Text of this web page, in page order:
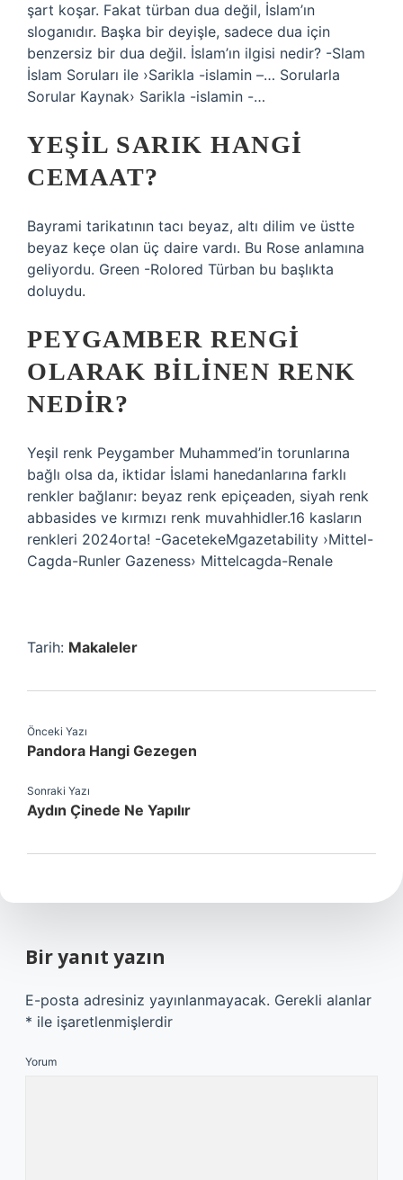
şart koşar. Fakat türban dua değil, İslam’ın
sloganıdır. Başka bir deyişle, sadece dua için
benzersiz bir dua değil. İslam’ın ilgisi nedir? -Slam
İslam Soruları ile ›Sarikla -islamin –… Sorularla
Sorular Kaynak› Sarikla -islamin -…
YEŞIL SARIK HANGI
CEMAAT?
Bayrami tarikatının tacı beyaz, altı dilim ve üstte
beyaz keçe olan üç daire vardı. Bu Rose anlamına
geliyordu. Green -Rolored Türban bu başlıkta
doluydu.
PEYGAMBER RENGI
OLARAK BILINEN RENK
NEDIR?
Yeşil renk Peygamber Muhammed’in torunlarına
bağlı olsa da, iktidar İslami hanedanlarına farklı
renkler bağlanır: beyaz renk epiçeaden, siyah renk
abbasides ve kırmızı renk muvahhidler.16 kasların
renkleri 2024orta! -GacetekeMgazetability ›Mittel-
Cagda-Runler Gazeness› Mittelcagda-Renale
Tarih: Makaleler
Önceki Yazı
Pandora Hangi Gezegen
Sonraki Yazı
Aydın Çinede Ne Yapılır
Bir yanıt yazın
E-posta adresiniz yayınlanmayacak. Gerekli alanlar
* ile işaretlenmişlerdir
Yorum